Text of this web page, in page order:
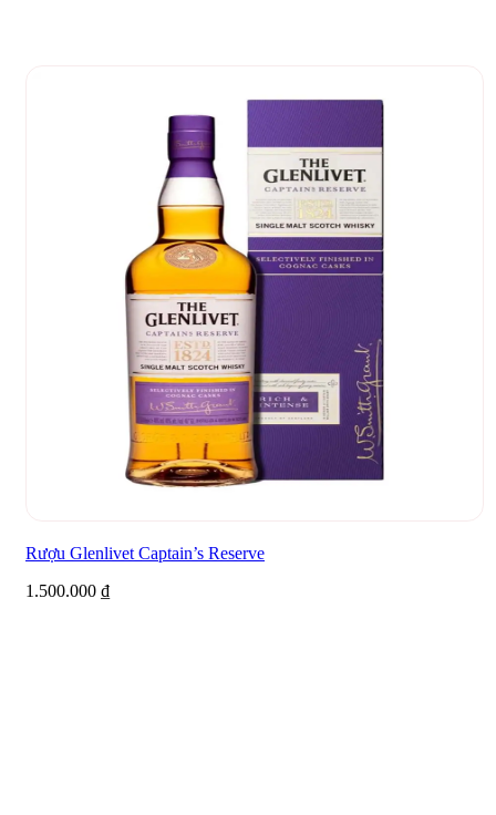
Rượu Glenlivet Captain’s Reserve
1.500.000 ₫